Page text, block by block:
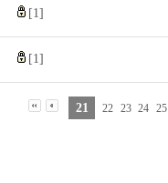
[1]
[1]
21 22 23 24 25